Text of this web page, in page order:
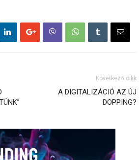
Következő cikk
A DIGITALIZÁCIÓ AZ ÚJ
DOPPING?